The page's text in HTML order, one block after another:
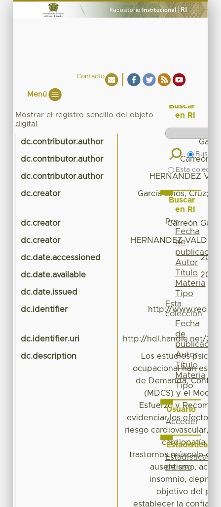
Contacto
Menú
Mostrar el registro sencillo del objeto
digital
dc.contributor.author
dc.contributor.author Carreón
dc.contributor.author HERNANDEZ
dc.creator García Lirios,
dc.creator Carreón
dc.creator HERNANDEZ
dc.date.accessioned
dc.date.available
dc.date.issued
dc.identifier
http://
dc.identifier.uri http://hdl.handle.net/
dc.description
Los estudios
ocupacional han
de Demanda,
(MDCS) y el
Esfuerzo y
evidenciar los efectos
riesgo cardiovascular,
cardiopatía
trastornos músculo
ausentismo,
insomnio,
objetivo del
establecer la
Buscar
en RI
Buscar
Esta
Buscar
en RI
Por
Fecha
de
publicación
Autor
Título
Materia
Tipo
Esta
colección
Fecha
de
publicación
Autor
Título
Materia
Tipo
Usuario
Acceder
Estadísticas
Estadísticas
de uso